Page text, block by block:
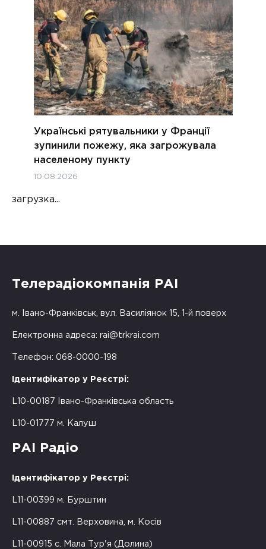
Українські рятувальники у Франції
зупинили пожежу, яка загрожувала
населеному пункту
10.08.2026
загрузка...
Телерадіокомпанія РАІ
м. Івано-Франківськ, вул. Василіянок 15, 1-й поверх
Електронна адреса: rai@trkrai.com
Телефон: 068-0000-198
Ідентифікатор у Реєстрі:
L10-00187 Івано-Франківська область
L10-01777 м. Калуш
РАІ Радіо
Ідентифікатор у Реєстрі:
L11-00399 м. Бурштин
L11-00887 смт. Верховина, м. Косів
L11-00915 с. Мала Тур'я (Долина)